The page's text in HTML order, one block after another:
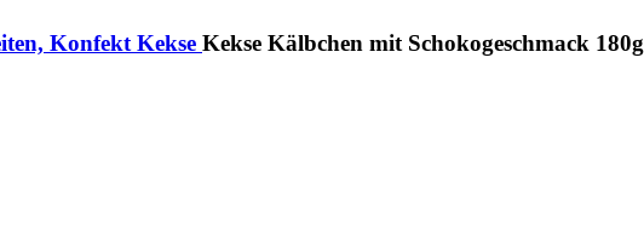
Konfekt Kekse Kekse Kälbchen mit Schokogeschmack 180g